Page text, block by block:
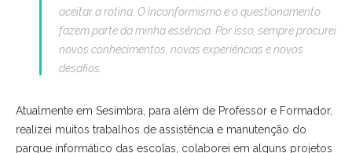
aceitar a rotina. O inconformismo e o questionamento
fazem parte da minha essência. Por isso, sempre procurei
novos conhecimentos, novas experiências e novos
desafios.
Atualmente em Sesimbra, para além de Professor e Formador,
realizei muitos trabalhos de assistência e manutenção do
parque informático das escolas, colaborei em alguns projetos